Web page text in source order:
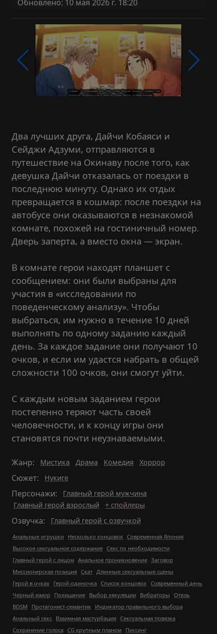
Обновлено: 10 мая 2026 г. 18:20
Два лучших друга, Дайчи Кобаяси и
Сейджи Адзуми, отправляются в
путешествие на Окинаву после того, как
девушка Дайчи отказалась от поездки в
последнюю минуту. Однако их отдых
превращается в кошмар: после поездки на
автобусе они оказываются в незнакомой
комнате, похожей на гостиничный номер.
Дверь заперта, а вместо окна — экран.
В комнате герои находят планшет с
сообщением: они были выбраны для
участия в «исследовании по
поведенческому анализу». Чтобы
выбраться, им нужно в течение 10 дней
выполнять по одному заданию каждый
день. За каждое задание они получают 10
очков, и если им удастся набрать в общей
сложности 100 очков, они смогут уйти.
С каждым новым заданием герои
постепенно теряют часть своей
человечности, и к концу игры они
становятся почти неузнаваемыми.
Жанр: Мистика Драма Комедия Хоррор
Сюжет: Нукиге
Персонажи:
Главный герой мужчина
Главный герой взрослый
+ спойлеры
Озвучка: Главный герой с озвучкой
Анальные игрушки Несколько концовок Современная Япония
Высокое сексуальное содержание Секс по необходимости
Главный герой с лицом Анальное проникновение Заговор
Миссионерская позиция Скат Длинные сексуальные сцены
Герой в очках Герой-одиночка Список концовок Современный день
Черный юмор
Похищение Выбор эякуляции Вибраторы Отель
BDSM
Протагонист-семантик Индикатор правильного выбора
Анальный секс Взаимная мастурбация Сексуальная повязка
Сохранение голоса CG крупным планом Писсинг